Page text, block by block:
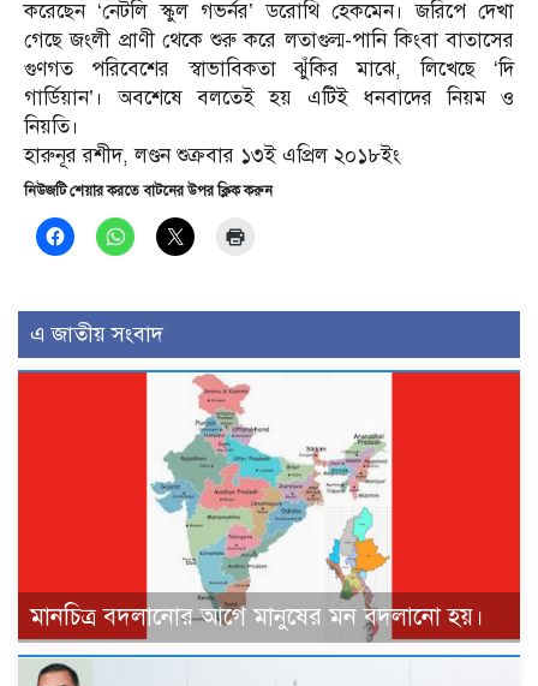
করেছেন ‘নেটলি স্কুল গভর্নর’ ডরোথি হেকমেন। জরিপে দেখা
গেছে জংলী প্রাণী থেকে শুরু করে লতাগুল্ম-পানি কিংবা বাতাসের
গুণগত পরিবেশের স্বাভাবিকতা ঝুঁকির মাঝে, লিখেছে ‘দি
গার্ডিয়ান’। অবশেষে বলতেই হয় এটিই ধনবাদের নিয়ম ও
নিয়তি।
হারুনূর রশীদ, লণ্ডন শুক্রবার ১৩ই এপ্রিল ২০১৮ইং
নিউজটি শেয়ার করতে বাটনের উপর ক্লিক করুন
এ জাতীয় সংবাদ
মানচিত্র বদলানোর আগে মানুষের মন বদলানো হয়।